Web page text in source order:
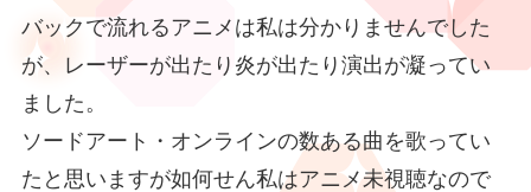
バックで流れるアニメは私は分かりませんでした
が、レーザーが出たり炎が出たり演出が凝ってい
ました。
ソードアート・オンラインの数ある曲を歌ってい
たと思いますが如何せん私はアニメ未視聴なので